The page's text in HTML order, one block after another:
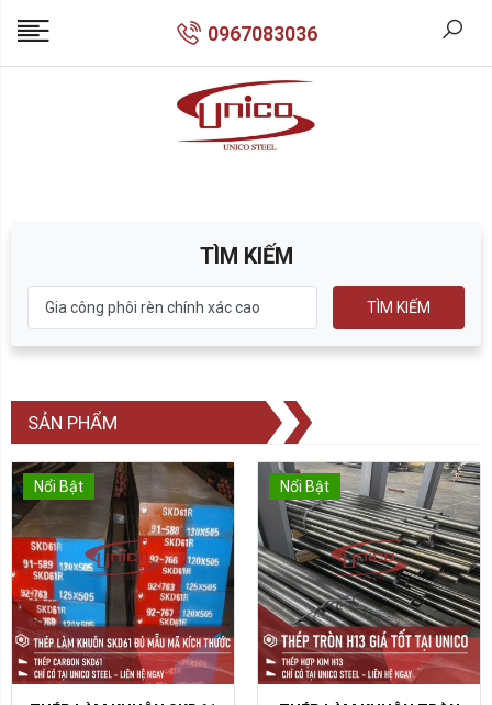
0967083036
TÌM KIẾM
TÌM KIẾM
SẢN PHẨM
Nổi Bật Nổi Bật